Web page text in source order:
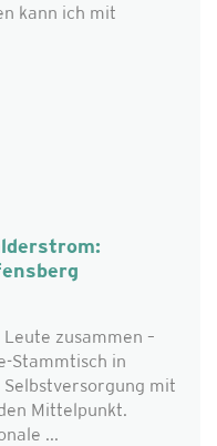
kann ich mit
zusammen –
Stammtisch in
mit
Mittelpunkt.
...